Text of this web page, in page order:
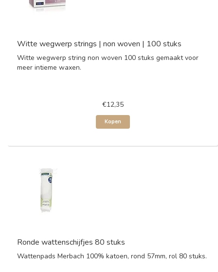
Witte wegwerp strings | non woven | 100 stuks
Witte wegwerp string non woven 100 stuks gemaakt voor
meer intieme waxen.
€12,35
Kopen
Ronde wattenschijfjes 80 stuks
Wattenpads Merbach 100% katoen, rond 57mm, rol 80 stuks.